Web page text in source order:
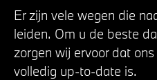
Er zijn vele wegen die
leiden. Om u de beste
zorgen wij ervoor dat
volledig up-to-date is.